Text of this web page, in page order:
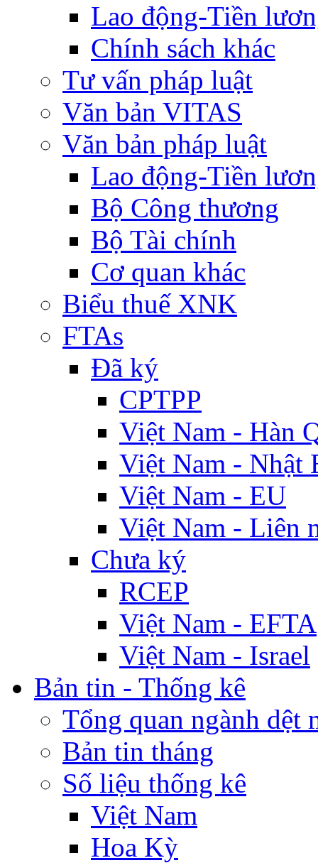
Lao động-Tiền
Chính sách khác
Tư vấn pháp luật
Văn bản VITAS
Văn bản pháp luật
Lao động-Tiền
Bộ Công thương
Bộ Tài chính
Cơ quan khác
Biểu thuế XNK
FTAs
Đã ký
CPTPP
Việt Nam - Hàn
Việt Nam - Nhật
Việt Nam - EU
Việt Nam - Liên
Chưa ký
RCEP
Việt Nam - EFTA
Việt Nam - Israel
Bản tin - Thống kê
Tổng quan ngành dệt
Bản tin tháng
Số liệu thống kê
Việt Nam
Hoa Kỳ